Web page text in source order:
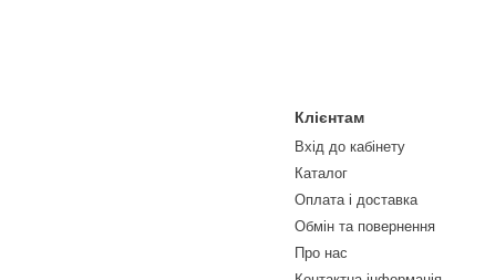
Клієнтам
Вхід до кабінету
Каталог
Оплата і доставка
Обмін та повернення
Про нас